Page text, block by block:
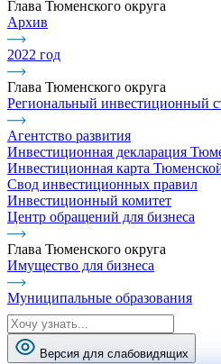
Глава Тюменского округа
Архив
2022 год
Глава Тюменского округа
Региональный инвестиционный
Агентство развития
Инвестиционная декларация
Инвестиционная карта
Свод инвестиционных правил
Инвестиционный комитет
Центр обращений для бизнеса
Глава Тюменского округа
Имущество для бизнеса
Муниципальные образования
Версия для слабовидящих